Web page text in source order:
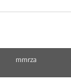
mmrza